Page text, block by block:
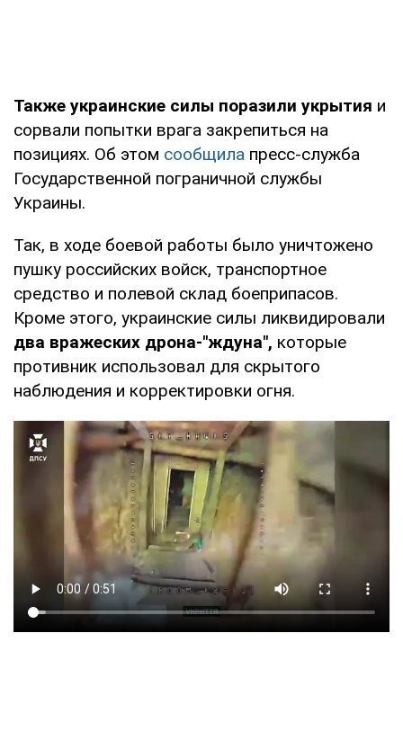
Также украинские силы поразили укрытия и
сорвали попытки врага закрепиться на
позициях. Об этом сообщила пресс-служба
Государственной пограничной службы
Украины.
Так, в ходе боевой работы было уничтожено
пушку российских войск, транспортное
средство и полевой склад боеприпасов.
Кроме этого, украинские силы ликвидировали
два вражеских дрона-"ждуна", которые
противник использовал для скрытого
наблюдения и корректировки огня.